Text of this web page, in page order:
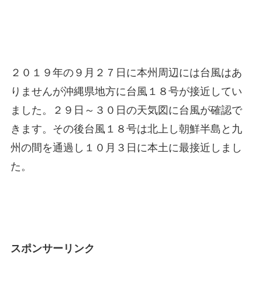
２０１９年の９月２７日に本州周辺には台風はあ
りませんが沖縄県地方に台風１８号が接近してい
ました。２９日～３０日の天気図に台風が確認で
きます。その後台風１８号は北上し朝鮮半島と九
州の間を通過し１０月３日に本土に最接近しまし
た。
スポンサーリンク